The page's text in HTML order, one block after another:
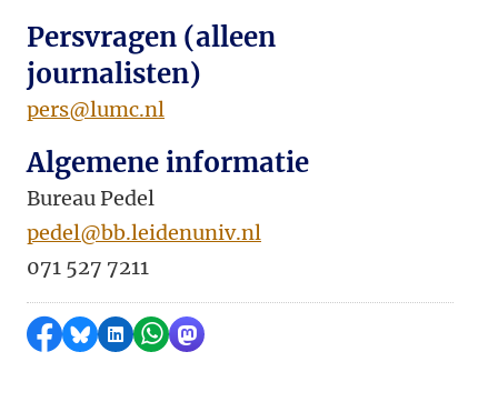
Persvragen (alleen
journalisten)
pers@lumc.nl
Algemene informatie
Bureau Pedel
pedel@bb.leidenuniv.nl
071 527 7211
Delen op Facebook
Delen via Bluesky
Delen op LinkedIn
Delen via WhatsApp
Delen via Mastodon